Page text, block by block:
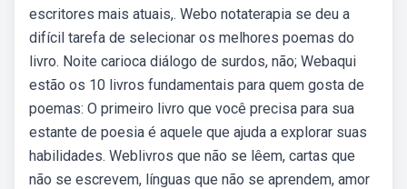
escritores mais atuais,. Webo notaterapia se deu a
difícil tarefa de selecionar os melhores poemas do
livro. Noite carioca diálogo de surdos, não; Webaqui
estão os 10 livros fundamentais para quem gosta de
poemas: O primeiro livro que você precisa para sua
estante de poesia é aquele que ajuda a explorar suas
habilidades. Weblivros que não se lêem, cartas que
não se escrevem, línguas que não se aprendem, amor